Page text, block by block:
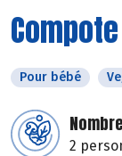
Pour bébé
2